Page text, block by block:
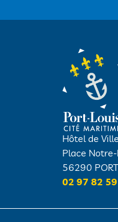
Hôtel de Ville
Place
56290
02 97 82